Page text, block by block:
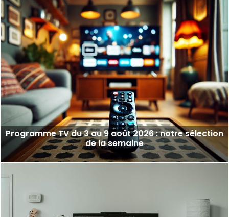
Programme TV du 3 au 9 août 2026 : notre sélection
de la semaine